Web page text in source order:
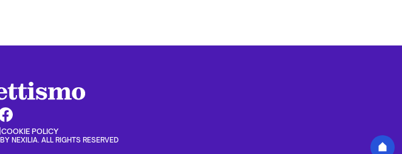
COOKIE POLICY
NEXILIA. ALL RIGHTS RESERVED